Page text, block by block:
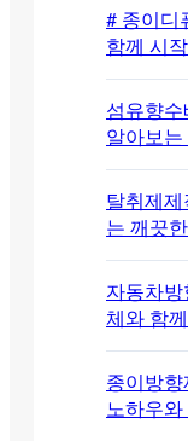
# 종이디
함께 시
섬유향수
알아보는
탈취제제
는 깨끗
자동차방
체와 함
종이방향
노하우